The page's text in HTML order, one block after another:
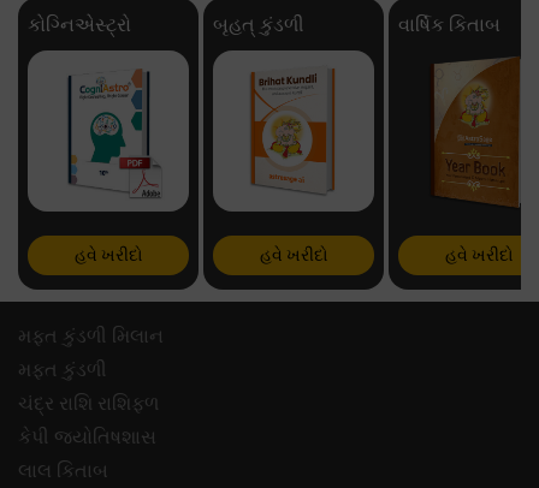
કોગ્નિએસ્ટ્રો
હવે ખરીદો
બૃહત્ કુંડળી
હવે ખરીદો
વાર્ષિક કિતાબ
હવે ખરીદો
મફ્ત કુંડળી મિલાન
મફ્ત કુંડળી
ચંદ્ર રાશિ રાશિફળ
કેપી જ્યોતિષશાસ
લાલ કિતાબ